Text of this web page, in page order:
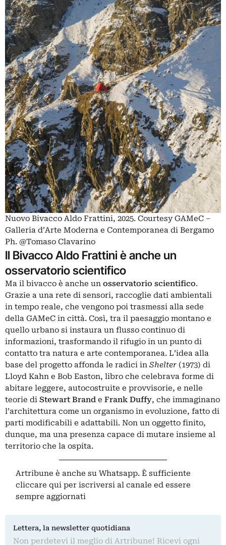
Nuovo Bivacco Aldo Frattini, 2025. Courtesy GAMeC –
Galleria d’Arte Moderna e Contemporanea di Bergamo
Ph. @Tomaso Clavarino
Il Bivacco Aldo Frattini è anche un
osservatorio scientifico
Ma il bivacco è anche un osservatorio scientifico.
Grazie a una rete di sensori, raccoglie dati ambientali
in tempo reale, che vengono poi trasmessi alla sede
della GAMeC in città. Così, tra il paesaggio montano e
quello urbano si instaura un flusso continuo di
informazioni, trasformando il rifugio in un punto di
contatto tra natura e arte contemporanea. L’idea alla
base del progetto affonda le radici in Shelter (1973) di
Lloyd Kahn e Bob Easton, libro che celebrava forme di
abitare leggere, autocostruite e provvisorie, e nelle
teorie di Stewart Brand e Frank Duffy, che immaginano
l’architettura come un organismo in evoluzione, fatto di
parti modificabili e adattabili. Non un oggetto finito,
dunque, ma una presenza capace di mutare insieme al
territorio che la ospita.
Artribune è anche su Whatsapp. È sufficiente
cliccare qui per iscriversi al canale ed essere
sempre aggiornati
Lettera, la newsletter quotidiana
Non perdetevi il meglio di Artribune! Ricevi ogni